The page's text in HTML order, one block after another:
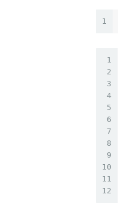
1
1
2
3
4
5
6
7
8
9
10
11
12